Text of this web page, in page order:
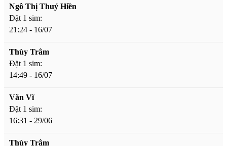
Ngô Thị Thuý Hiền
Đặt 1 sim:
21:24 - 16/07
Thùy Trâm
Đặt 1 sim:
14:49 - 16/07
Văn Vĩ
Đặt 1 sim:
16:31 - 29/06
Thùy Trâm